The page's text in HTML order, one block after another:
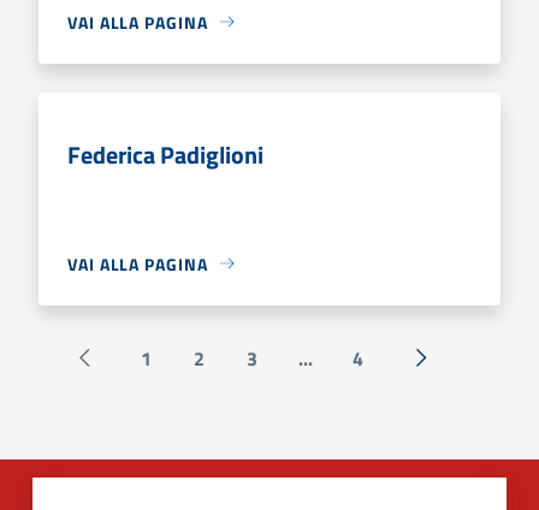
VAI ALLA PAGINA
Federica Padiglioni
VAI ALLA PAGINA
Pagina precedente
1 2 3 ... 4 Successiva »